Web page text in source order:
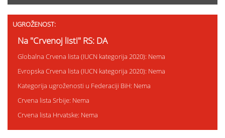
UGROŽENOST:
Na "Crvenoj listi" RS: DA
Globalna Crvena lista (IUCN kategorija 2020): Nema
Evropska Crvena lista (IUCN kategorija 2020): Nema
Kategorija ugroženosti u Federaciji BiH: Nema
Crvena lista Srbije: Nema
Crvena lista Hrvatske: Nema